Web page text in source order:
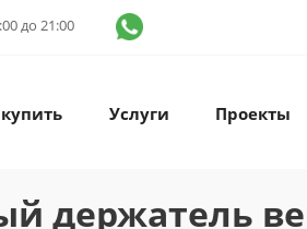
до 21:00
Услуги Проекты
держатель